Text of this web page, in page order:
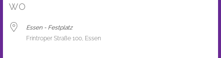
WO
Essen - Festplatz
Frintroper Straße 100, Essen